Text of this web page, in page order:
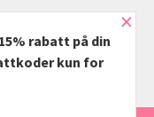
×
rabatt på din
kun for